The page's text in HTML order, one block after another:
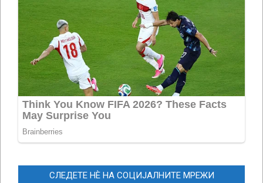
СЛЕДЕТЕ НЀ НА СОЦИЈАЛНИТЕ МРЕЖИ